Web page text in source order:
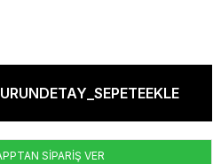
SİPARİŞ VER